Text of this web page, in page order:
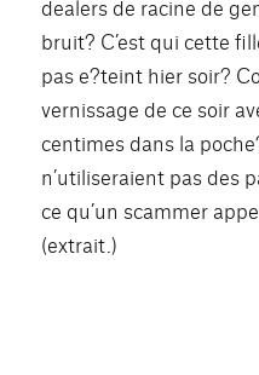
dealers de racine de
bruit? C’est qui cette
pas e?teint hier soir?
vernissage de ce soir
centimes dans la
n’utiliseraient pas des
ce qu’un scammer
(extrait.)